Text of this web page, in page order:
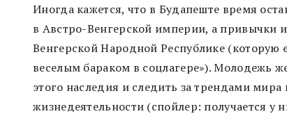
Иногда кажется, что в Будапеште время
в Австро-Венгерской империи, а привычки
Венгерской Народной Республике
веселым бараком в соцлагере»). Молодежь
этого наследия и следить за трендами мира
жизнедеятельности (спойлер: получается у